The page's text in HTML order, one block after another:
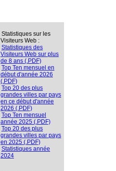
Statistiques sur les
Visiteurs Web :
Statistiques des
Visiteurs Web sur plus
de 8 ans (.PDF)
Top Ten mensuel en
début d'année 2026
(.PDF)
Top 20 des plus
grandes villes par pays
en ce début d'année
2026 (.PDF)
Top Ten mensuel
année 2025 (.PDF)
Top 20 des plus
grandes villes par pays
en 2025 (.PDF)
Statistiques année
2024